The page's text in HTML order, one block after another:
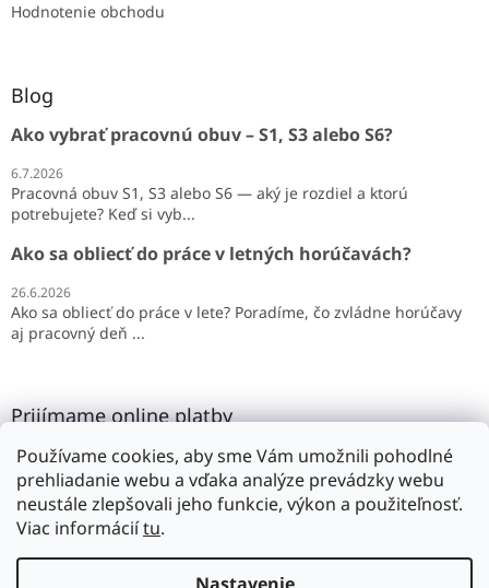
Používame cookies, aby sme Vám umožnili pohodlné
prehliadanie webu a vďaka analýze prevádzky webu
neustále zlepšovali jeho funkcie, výkon a použiteľnosť.
Viac informáciítu.
Hodnotenie obchodu
Blog
Ako vybrať pracovnú obuv – S1, S3 alebo S6?
6.7.2026
Pracovná obuv S1, S3 alebo S6 — aký je rozdiel a ktorú
potrebujete? Keď si vyb...
Ako sa obliecť do práce v letných horúčavách?
26.6.2026
Ako sa obliecť do práce v lete? Poradíme, čo zvládne horúčavy
aj pracovný deň ...
Prijímame online platby